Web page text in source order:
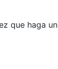
que haga un